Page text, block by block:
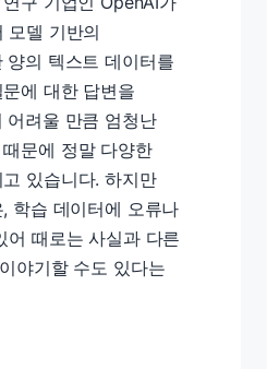
모델 기반의
양의 텍스트 데이터를
에 대한 답변을
어려울 만큼 엄청난
문에 정말 다양한
있습니다. 하지만
학습 데이터에 오류나
어 때로는 사실과 다른
야기할 수도 있다는